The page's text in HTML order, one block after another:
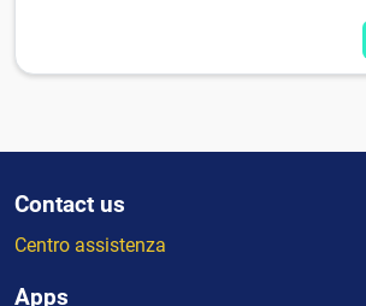
Contact us
Centro assistenza
Apps